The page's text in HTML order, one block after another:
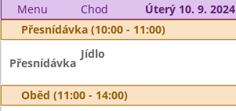
Menu Chod
Úterý 10. 9. 2024
Přesnídávka (10:00 - 11:00)
Přesnídávka
Jídlo
Oběd (11:00 - 14:00)